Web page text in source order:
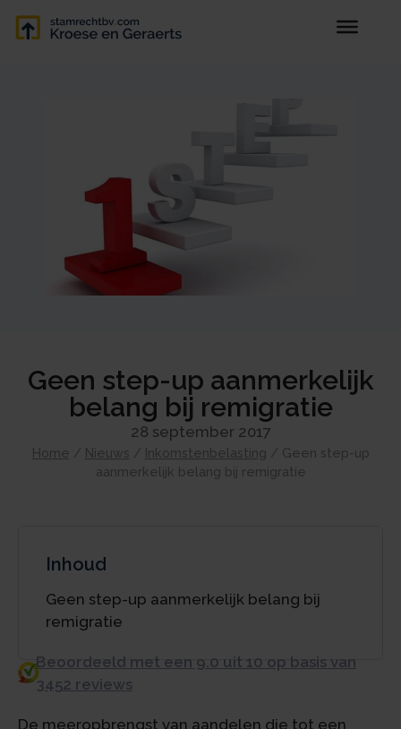
Geen step-up aanmerkelijk
belang bij remigratie
28 september 2017
Home / Nieuws / Inkomstenbelasting / Geen step-up
aanmerkelijk belang bij remigratie
Inhoud
Geen step-up aanmerkelijk belang bij
remigratie
Beoordeeld met een 9.0 uit 10 op basis van
3452 reviews
De meeropbrengst van aandelen die tot een